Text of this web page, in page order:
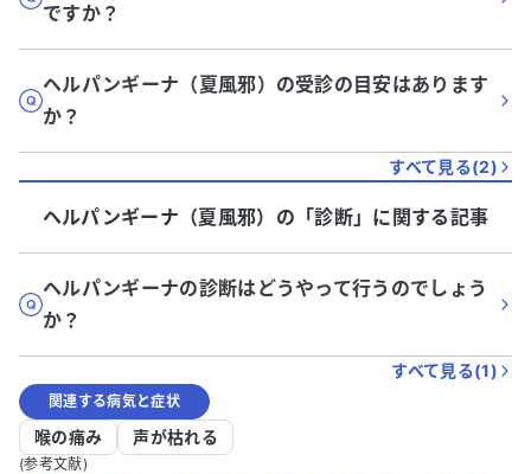
ですか？
ヘルパンギーナ（夏風邪）の受診の目安はあります
か？
すべて見る(2)
ヘルパンギーナ（夏風邪） の「診断」に関する記事
ヘルパンギーナの診断はどうやって行うのでしょう
か？
すべて見る(1)
関連する病気と症状
喉の痛み 声が枯れる
(参考文献)